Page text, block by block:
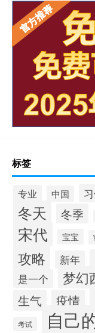
标签
专业 中国
冬天 冬季
宋代 宝宝
攻略 新年
是一个 梦幻
生气 疫情
考试 自己